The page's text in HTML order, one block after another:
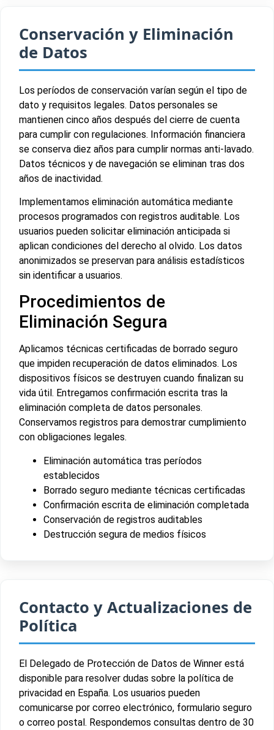
Conservación y Eliminación
de Datos
Los períodos de conservación varían según el tipo de
dato y requisitos legales. Datos personales se
mantienen cinco años después del cierre de cuenta
para cumplir con regulaciones. Información financiera
se conserva diez años para cumplir normas anti-lavado.
Datos técnicos y de navegación se eliminan tras dos
años de inactividad.
Implementamos eliminación automática mediante
procesos programados con registros auditable. Los
usuarios pueden solicitar eliminación anticipada si
aplican condiciones del derecho al olvido. Los datos
anonimizados se preservan para análisis estadísticos
sin identificar a usuarios.
Procedimientos de
Eliminación Segura
Aplicamos técnicas certificadas de borrado seguro
que impiden recuperación de datos eliminados. Los
dispositivos físicos se destruyen cuando finalizan su
vida útil. Entregamos confirmación escrita tras la
eliminación completa de datos personales.
Conservamos registros para demostrar cumplimiento
con obligaciones legales.
Eliminación automática tras períodos
establecidos
Borrado seguro mediante técnicas certificadas
Confirmación escrita de eliminación completada
Conservación de registros auditables
Destrucción segura de medios físicos
Contacto y Actualizaciones de
Política
El Delegado de Protección de Datos de Winner está
disponible para resolver dudas sobre la política de
privacidad en España. Los usuarios pueden
comunicarse por correo electrónico, formulario seguro
o correo postal. Respondemos consultas dentro de 30